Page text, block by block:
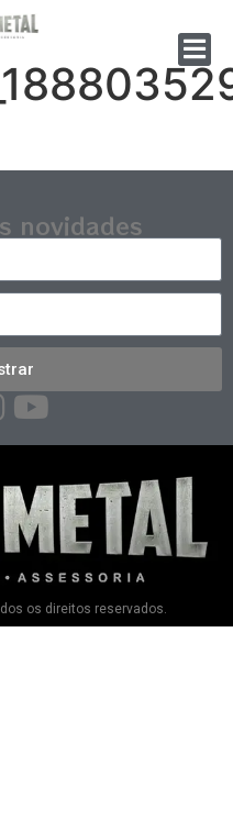
novidades
os direitos reservados.